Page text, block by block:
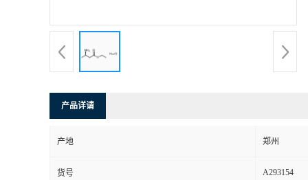
产品详请
产地 郑州
货号 A293154